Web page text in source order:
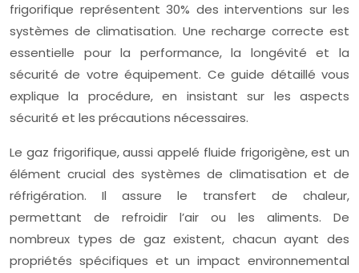
frigorifique représentent 30% des interventions sur les
systèmes de climatisation. Une recharge correcte est
essentielle pour la performance, la longévité et la
sécurité de votre équipement. Ce guide détaillé vous
explique la procédure, en insistant sur les aspects
sécurité et les précautions nécessaires.
Le gaz frigorifique, aussi appelé fluide frigorigène, est un
élément crucial des systèmes de climatisation et de
réfrigération. Il assure le transfert de chaleur,
permettant de refroidir l’air ou les aliments. De
nombreux types de gaz existent, chacun ayant des
propriétés spécifiques et un impact environnemental